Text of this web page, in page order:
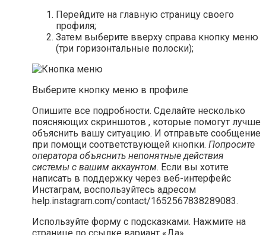
Перейдите на главную страницу своего
профиля;
Затем выберите вверху справа кнопку меню
(три горизонтальные полоски);
Выберите кнопку меню в профиле
Опишите все подробности. Сделайте несколько
поясняющих скриншотов , которые помогут лучше
объяснить вашу ситуацию. И отправьте сообщение
при помощи соответствующей кнопки. Попросите
оператора объяснить непонятные действия
системы с вашим аккаунтом. Если вы хотите
написать в поддержку через веб-интерфейс
Инстаграм, воспользуйтесь адресом
help.instagram.com/contact/1652567838289083.
Используйте форму с подсказками. Нажмите на